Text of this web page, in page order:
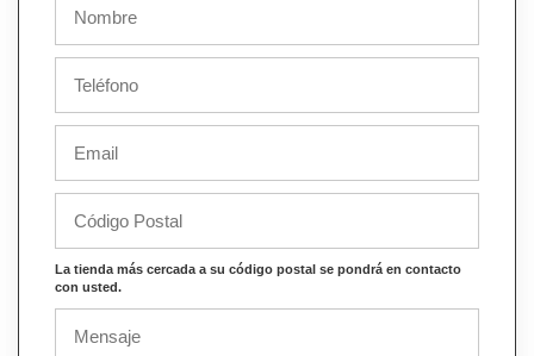
La tienda más cercada a su código postal se pondrá en contacto
con usted.